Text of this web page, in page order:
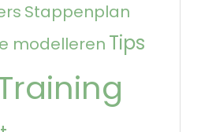
Stappenplan
modelleren Tips